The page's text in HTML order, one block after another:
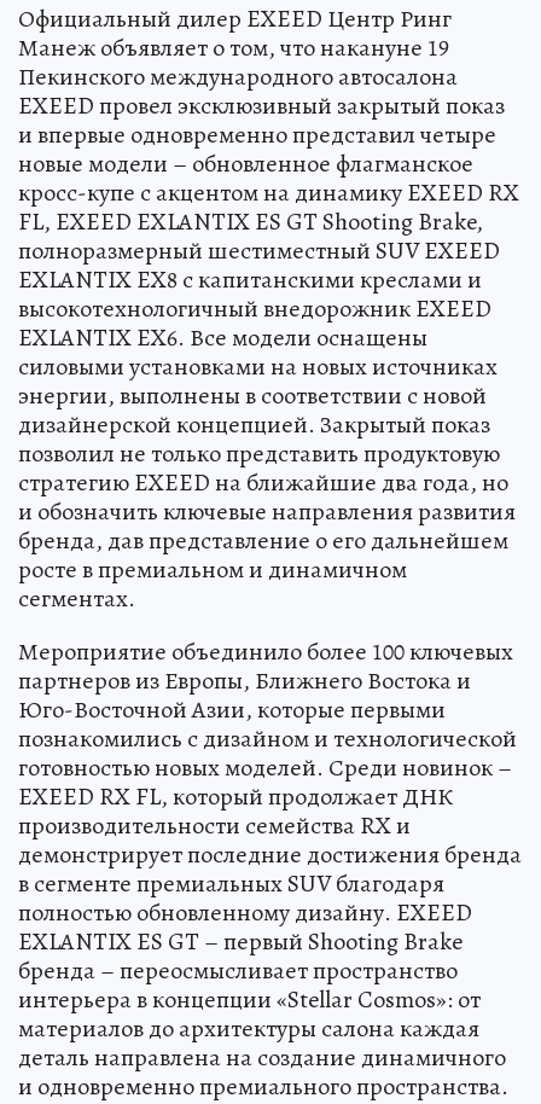
Официальный дилер EXEED Центр Ринг
Манеж объявляет о том, что накануне 19
Пекинского международного автосалона
EXEED провел эксклюзивный закрытый показ
и впервые одновременно представил четыре
новые модели – обновленное флагманское
кросс-купе с акцентом на динамику EXEED RX
FL, EXEED EXLANTIX ES GT Shooting Brake,
полноразмерный шестиместный SUV EXEED
EXLANTIX EX8 с капитанскими креслами и
высокотехнологичный внедорожник EXEED
EXLANTIX EX6. Все модели оснащены
силовыми установками на новых источниках
энергии, выполнены в соответствии с новой
дизайнерской концепцией. Закрытый показ
позволил не только представить продуктовую
стратегию EXEED на ближайшие два года, но
и обозначить ключевые направления развития
бренда, дав представление о его дальнейшем
росте в премиальном и динамичном
сегментах.
Мероприятие объединило более 100 ключевых
партнеров из Европы, Ближнего Востока и
Юго-Восточной Азии, которые первыми
познакомились с дизайном и технологической
готовностью новых моделей. Среди новинок –
EXEED RX FL, который продолжает ДНК
производительности семейства RX и
демонстрирует последние достижения бренда
в сегменте премиальных SUV благодаря
полностью обновленному дизайну. EXEED
EXLANTIX ES GT – первый Shooting Brake
бренда – переосмысливает пространство
интерьера в концепции «Stellar Cosmos»: от
материалов до архитектуры салона каждая
деталь направлена на создание динамичного
и одновременно премиального пространства.